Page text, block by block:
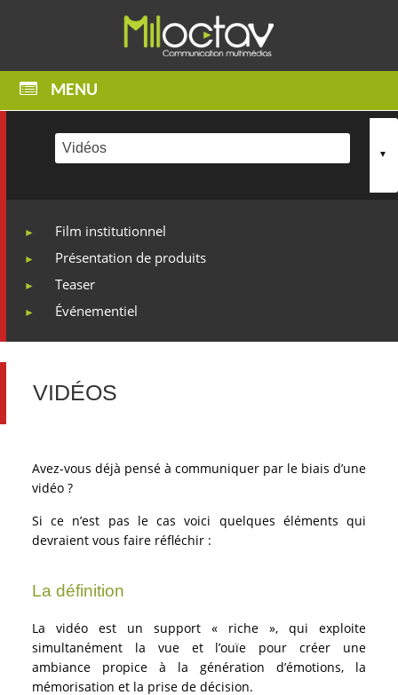
MENU
Film institutionnel
Présentation de produits
Teaser
Événementiel
VIDÉOS
Avez-vous déjà pensé à communiquer par le biais d’une
vidéo ?
Si ce n’est pas le cas voici quelques éléments qui
devraient vous faire réfléchir :
La définition
La vidéo est un support « riche », qui exploite
simultanément la vue et l’ouïe pour créer une
ambiance propice à la génération d’émotions, la
mémorisation et la prise de décision.